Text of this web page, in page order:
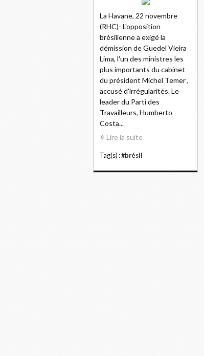
La Havane, 22 novembre
(RHC)- L'opposition
brésilienne a exigé la
démission de Guedel Vieira
Lima, l'un des ministres les
plus importants du cabinet
du président Michel Temer ,
accusé d'irrégularités. Le
leader du Parti des
Travailleurs, Humberto
Costa...
Lire la suite
Tag(s) :#brésil